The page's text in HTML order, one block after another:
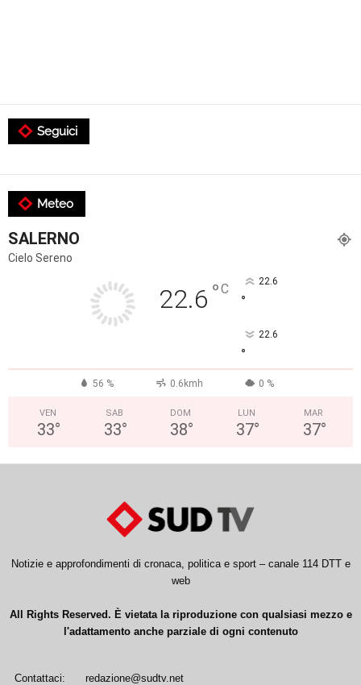
Seguici
Meteo
SALERNO
Cielo Sereno
22.6 °C 22.6
°
22.6
°
56 % 0.6kmh 0 %
VEN
33°
SAB
33°
DOM
38°
LUN
37°
MAR
37°
Notizie e approfondimenti di cronaca, politica e sport – canale 114 DTT e
web
All Rights Reserved. È vietata la riproduzione con qualsiasi mezzo e
l'adattamento anche parziale di ogni contenuto
Contattaci:
redazione@sudtv.net